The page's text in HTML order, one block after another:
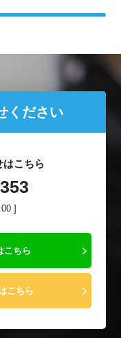
ください
はこちら
]
こちら
こちら